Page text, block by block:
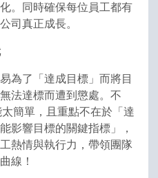
。同時確保每位員工都有
司真正成長。
了「達成目標」而將目
法達標而遭到懲處。不
簡單，且重點不在於「達
影響目標的關鍵指標」，
熱情與執行力，帶領團隊
線！